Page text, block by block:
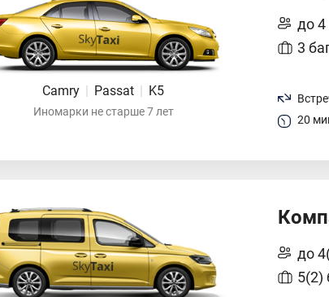
Camry | Passat | K5
Иномарки не старше 7 лет
до
3
20
до
5(2)